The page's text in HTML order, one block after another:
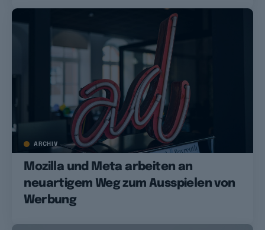
ARCHIV
Mozilla und Meta arbeiten an
neuartigem Weg zum Ausspielen von
Werbung